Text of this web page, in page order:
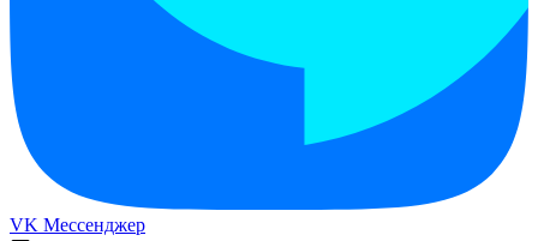
VK Мессенджер